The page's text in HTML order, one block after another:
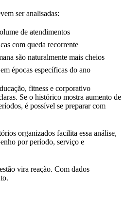
ser analisadas:
de atendimentos
com queda recorrente
são naturalmente mais cheios
épocas específicas do ano
fitness e corporativo
Se o histórico mostra aumento de
é possível se preparar com
organizados facilita essa análise,
por período, serviço e
vira reação. Com dados